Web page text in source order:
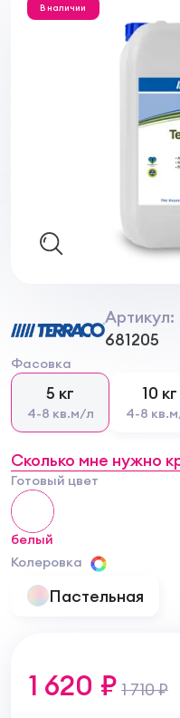
В наличии
Артикул:
681205
Фасовка
5 кг
4-8 кв.м/л
10 кг
4-8
Сколько мне нужно
Готовый цвет
белый
Колеровка
Пастельная
1 620 ₽ 1 710 ₽